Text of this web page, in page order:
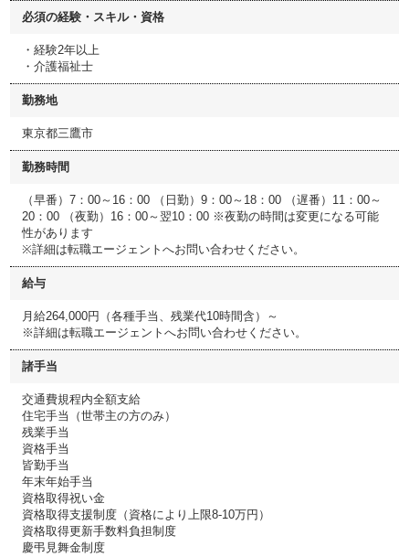
必須の経験・スキル・資格
・経験2年以上
・介護福祉士
勤務地
東京都三鷹市
勤務時間
（早番）7：00～16：00 （日勤）9：00～18：00 （遅番）11：00～
20：00 （夜勤）16：00～翌10：00 ※夜勤の時間は変更になる可能
性があります
※詳細は転職エージェントへお問い合わせください。
給与
月給264,000円（各種手当、残業代10時間含）～
※詳細は転職エージェントへお問い合わせください。
諸手当
交通費規程内全額支給
住宅手当（世帯主の方のみ）
残業手当
資格手当
皆勤手当
年末年始手当
資格取得祝い金
資格取得支援制度（資格により上限8-10万円）
資格取得更新手数料負担制度
慶弔見舞金制度